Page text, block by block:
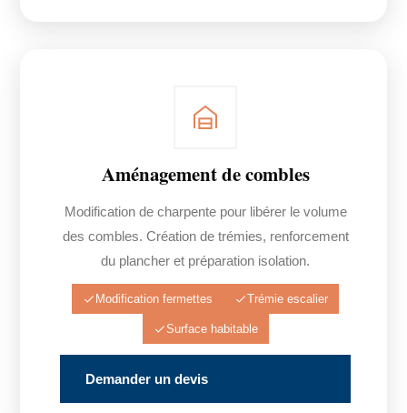
Aménagement de combles
Modification de charpente pour libérer le volume
des combles. Création de trémies, renforcement
du plancher et préparation isolation.
Modification fermettes Trémie escalier
Surface habitable
Demander un devis